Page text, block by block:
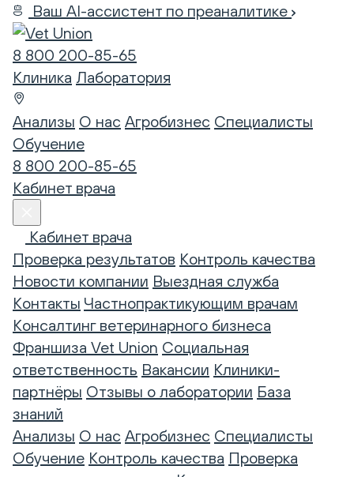
Ваш AI-ассистент по преаналитике
8 800 200-85-65
Клиника Лаборатория
Анализы О нас Агробизнес Специалисты
Обучение
8 800 200-85-65
Кабинет врача
Кабинет врача
Проверка результатов Контроль качества
Новости компании Выездная служба
Контакты Частнопрактикующим врачам
Консалтинг ветеринарного бизнеса
Франшиза Vet Union Социальная
ответственность Вакансии Клиники-
партнёры Отзывы о лаборатории База
знаний
Анализы О нас Агробизнес Специалисты
Обучение Контроль качества Проверка